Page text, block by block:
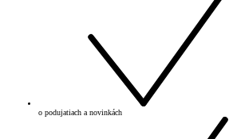
o podujatiach a novinkách